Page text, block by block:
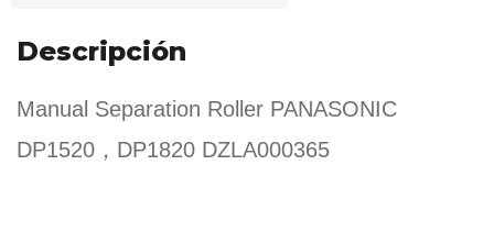
Descripción
Manual Separation Roller PANASONIC
DP1520，DP1820 DZLA000365